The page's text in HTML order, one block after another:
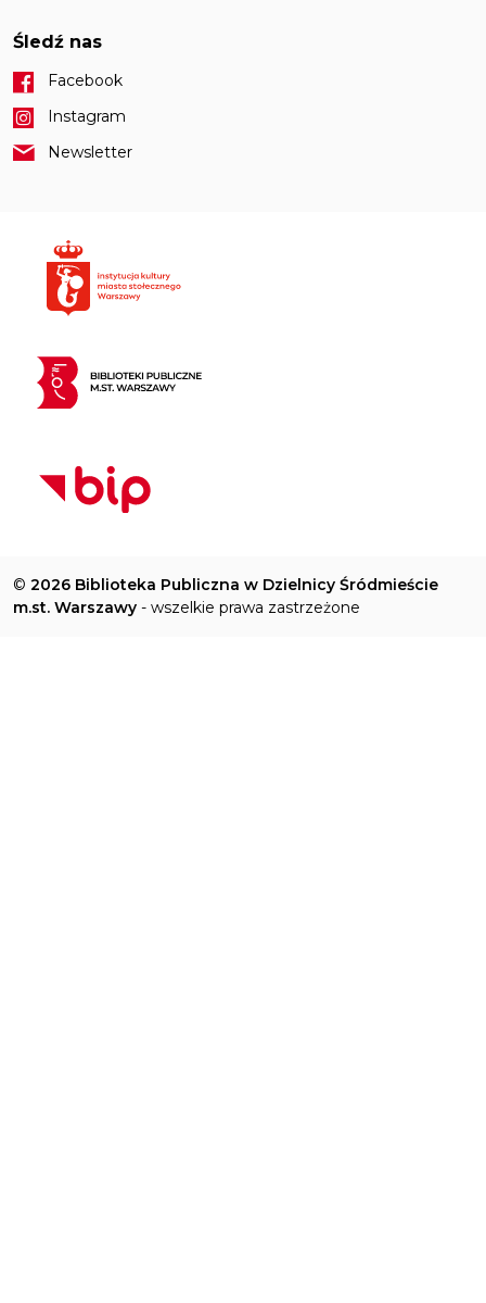
Śledź nas
Facebook
Instagram
Newsletter
© 2026 Biblioteka Publiczna w Dzielnicy Śródmieście
m.st. Warszawy - wszelkie prawa zastrzeżone